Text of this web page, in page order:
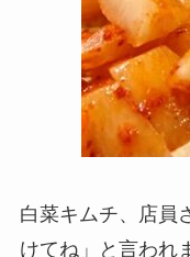
白菜キムチ、店員
けてね」と言われ